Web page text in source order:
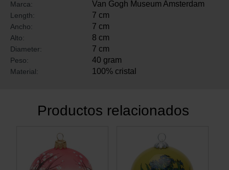
Marca: Van Gogh Museum Amsterdam
Length: 7 cm
Ancho: 7 cm
Alto: 8 cm
Diameter: 7 cm
Peso: 40 gram
Material: 100% cristal
Productos relacionados